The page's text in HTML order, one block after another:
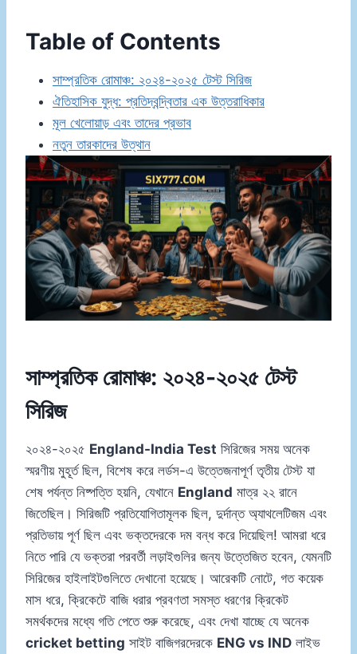
Table of Contents
সাম্প্রতিক রোমাঞ্চ: ২০২৪-২০২৫ টেস্ট সিরিজ
ঐতিহাসিক যুদ্ধ: প্রতিদ্বন্দ্বিতার এক উত্তরাধিকার
মূল খেলোয়াড় এবং তাদের প্রভাব
নতুন তারকাদের উত্থান
সাম্প্রতিক রোমাঞ্চ: ২০২৪-২০২৫ টেস্ট
সিরিজ
২০২৪-২০২৫ England-India Test সিরিজের সময় অনেক
স্মরণীয় মুহূর্ত ছিল, বিশেষ করে লর্ডস-এ উত্তেজনাপূর্ণ তৃতীয় টেস্ট যা
শেষ পর্যন্ত নিষ্পত্তি হয়নি, যেখানে England মাত্র ২২ রানে
জিতেছিল। সিরিজটি প্রতিযোগিতামূলক ছিল, দুর্দান্ত অ্যাথলেটিজম এবং
প্রতিভায় পূর্ণ ছিল এবং ভক্তদেরকে দম বন্ধ করে দিয়েছিল! আমরা ধরে
নিতে পারি যে ভক্তরা পরবর্তী লড়াইগুলির জন্য উত্তেজিত হবেন, যেমনটি
সিরিজের হাইলাইটগুলিতে দেখানো হয়েছে। আরেকটি নোটে, গত কয়েক
মাস ধরে, ক্রিকেটে বাজি ধরার প্রবণতা সমস্ত ধরণের ক্রিকেট
সমর্থকদের মধ্যে গতি পেতে শুরু করেছে, এবং দেখা যাচ্ছে যে অনেক
cricket betting সাইট বাজিগরদেরকে ENG vs IND লাইভ